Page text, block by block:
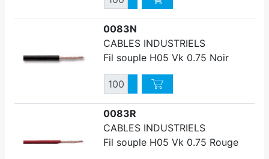
Diminuer quantité
0083N
CABLES INDUSTRIELS
Fil souple H05 Vk 0.75 Noir
QuantitéAugmenter quantité
Diminuer quantité
0083R
CABLES INDUSTRIELS
Fil souple H05 Vk 0.75 Rouge